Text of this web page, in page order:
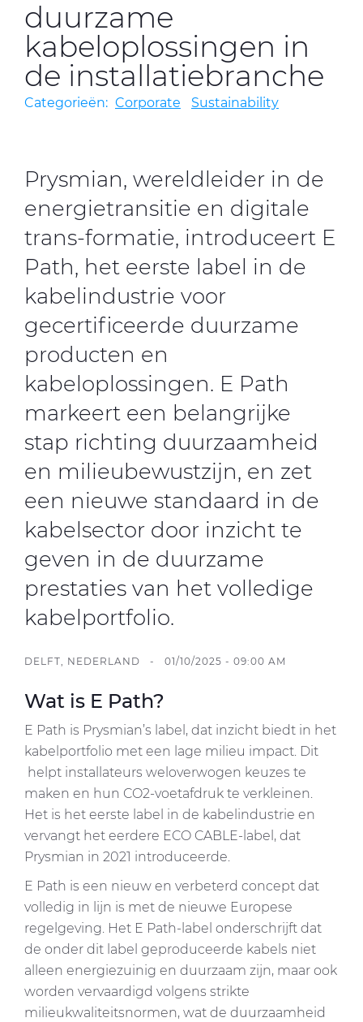
CableApp
Haspel retouren
duurzame
kabeloplossingen in
de installatiebranche
Categorieën: Corporate Sustainability
Prysmian, wereldleider in de
energietransitie en digitale
trans-formatie, introduceert E
Path, het eerste label in de
kabelindustrie voor
gecertificeerde duurzame
producten en
kabeloplossingen. E Path
markeert een belangrijke
stap richting duurzaamheid
en milieubewustzijn, en zet
een nieuwe standaard in de
kabelsector door inzicht te
geven in de duurzame
prestaties van het volledige
kabelportfolio.
DELFT, NEDERLAND - 01/10/2025 - 09:00 AM
Wat is E Path?
E Path is Prysmian’s label, dat inzicht biedt in het
kabelportfolio met een lage milieu impact. Dit
helpt installateurs weloverwogen keuzes te
maken en hun CO2-voetafdruk te verkleinen.
Het is het eerste label in de kabelindustrie en
vervangt het eerdere ECO CABLE-label, dat
Prysmian in 2021 introduceerde.
E Path is een nieuw en verbeterd concept dat
volledig in lijn is met de nieuwe Europese
regelgeving. Het E Path-label onderschrijft dat
de onder dit label geproduceerde kabels niet
alleen energiezuinig en duurzaam zijn, maar ook
worden vervaardigd volgens strikte
milieukwaliteitsnormen, wat de duurzaamheid